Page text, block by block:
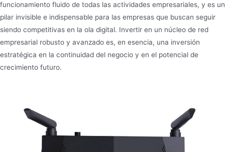
funcionamiento fluido de todas las actividades empresariales, y es un
pilar invisible e indispensable para las empresas que buscan seguir
siendo competitivas en la ola digital. Invertir en un núcleo de red
empresarial robusto y avanzado es, en esencia, una inversión
estratégica en la continuidad del negocio y en el potencial de
crecimiento futuro.